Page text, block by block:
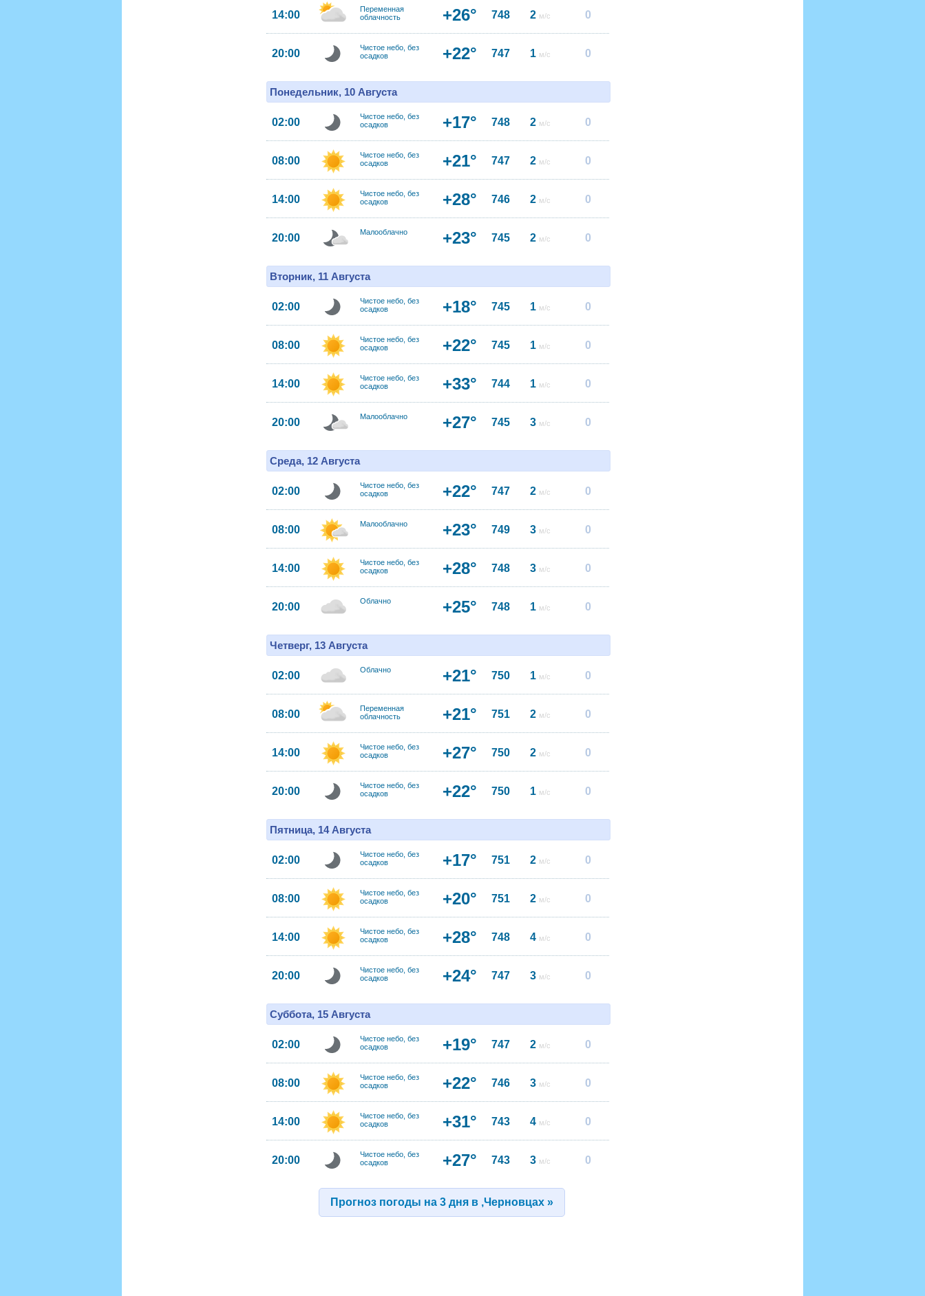
14:00
Переменная
облачность
+26° 748 2 м/с 0
20:00
Чистое небо, без
осадков
+22° 747 1 м/с 0
Понедельник, 10 Августа
02:00
Чистое небо, без
осадков
+17° 748 2 м/с 0
08:00
Чистое небо, без
осадков
+21° 747 2 м/с 0
14:00
Чистое небо, без
осадков
+28° 746 2 м/с 0
20:00 Малооблачно +23° 745 2 м/с 0
Вторник, 11 Августа
02:00
Чистое небо, без
осадков
+18° 745 1 м/с 0
08:00
Чистое небо, без
осадков
+22° 745 1 м/с 0
14:00
Чистое небо, без
осадков
+33° 744 1 м/с 0
20:00 Малооблачно +27° 745 3 м/с 0
Среда, 12 Августа
02:00
Чистое небо, без
осадков
+22° 747 2 м/с 0
08:00 Малооблачно +23° 749 3 м/с 0
14:00
Чистое небо, без
осадков
+28° 748 3 м/с 0
20:00 Облачно +25° 748 1 м/с 0
Четверг, 13 Августа
02:00 Облачно +21° 750 1 м/с 0
08:00
Переменная
облачность
+21° 751 2 м/с 0
14:00
Чистое небо, без
осадков
+27° 750 2 м/с 0
20:00
Чистое небо, без
осадков
+22° 750 1 м/с 0
Пятница, 14 Августа
02:00
Чистое небо, без
осадков
+17° 751 2 м/с 0
08:00
Чистое небо, без
осадков
+20° 751 2 м/с 0
14:00
Чистое небо, без
осадков
+28° 748 4 м/с 0
20:00
Чистое небо, без
осадков
+24° 747 3 м/с 0
Суббота, 15 Августа
02:00
Чистое небо, без
осадков
+19° 747 2 м/с 0
08:00
Чистое небо, без
осадков
+22° 746 3 м/с 0
14:00
Чистое небо, без
осадков
+31° 743 4 м/с 0
20:00
Чистое небо, без
осадков
+27° 743 3 м/с 0
Прогноз погоды на 3 дня в ,Черновцах »